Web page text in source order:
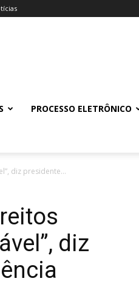
PROCESSO ELETRÔNICO
diz presidente...
diz